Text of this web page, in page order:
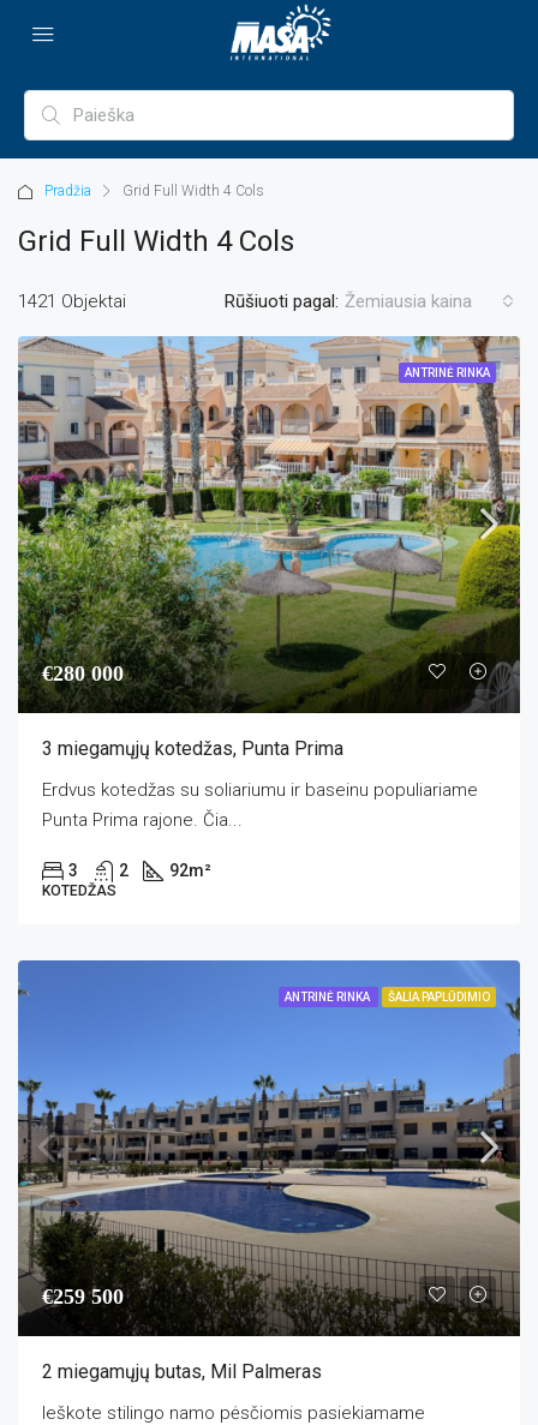
Pradžia Grid Full Width 4 Cols
Grid Full Width 4 Cols
1421 Objektai Rūšiuoti pagal: Žemiausia kaina
ANTRINĖ RINKA
€280 000
3 miegamųjų kotedžas, Punta Prima
Erdvus kotedžas su soliariumu ir baseinu populiariame
Punta Prima rajone. Čia...
3 2 92m²
KOTEDŽAS
ANTRINĖ RINKA ŠALIA PAPLŪDIMIO
€259 500
2 miegamųjų butas, Mil Palmeras
Ieškote stilingo namo pėsčiomis pasiekiamame